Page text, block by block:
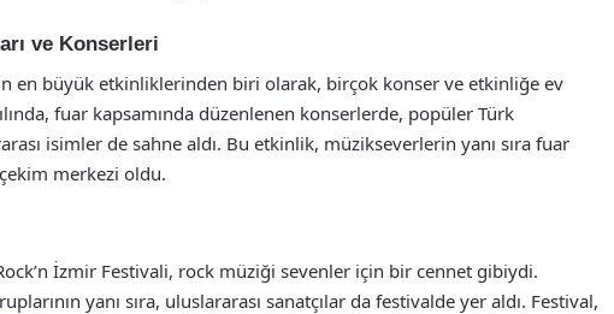
ve Konserleri
en büyük etkinliklerinden biri olarak, birçok konser ve etkinliğe ev
fuar kapsamında düzenlenen konserlerde, popüler Türk
isimler de sahne aldı. Bu etkinlik, müzikseverlerin yanı sıra fuar
merkezi oldu.
İzmir Festivali, rock müziği sevenler için bir cennet gibiydi.
yanı sıra, uluslararası sanatçılar da festivalde yer aldı. Festival,